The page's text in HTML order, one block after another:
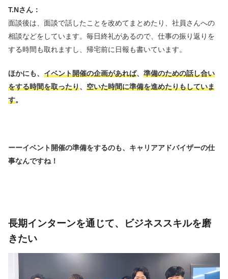
T.Nさん：
面談後は、面談で話したことを改めてまとめたり、社員さんへの
相談などをしています。毎日終礼があるので、仕事の振り返りを
する時間も取れますし、帰宅前に日報も書いています。
ほかにも、 イベント開催の企画があれば、 準備のための話し合い
をする時間を取ったり、 空いた時間に準備を進めたりもしていま
す。
ーーイベント開催の準備をするのも、キャリアアドバイザーの仕
事なんですね！
長期インターンを通じて、ビジネススキルを磨
きたい